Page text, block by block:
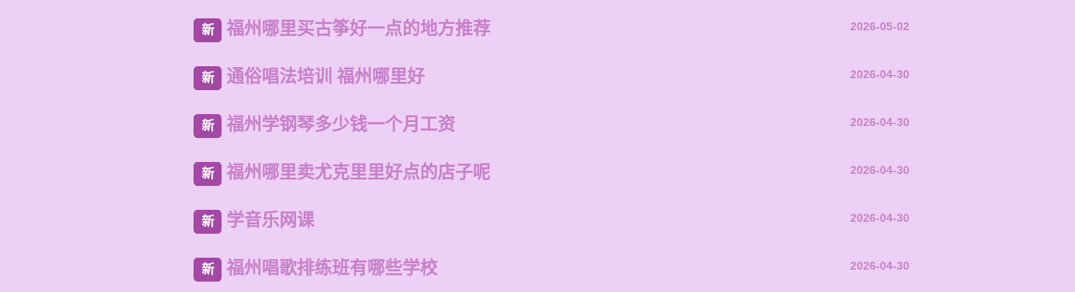
新 福州哪里买古筝好一点的地方推荐 2026-05-02
新 通俗唱法培训 福州哪里好 2026-04-30
新 福州学钢琴多少钱一个月工资 2026-04-30
新 福州哪里卖尤克里里好点的店子呢 2026-04-30
新 学音乐网课 2026-04-30
新 福州唱歌排练班有哪些学校 2026-04-30